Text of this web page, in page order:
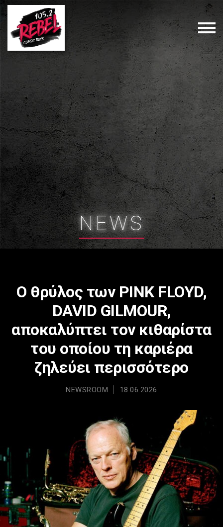
NEWS
Ο θρύλος των PINK FLOYD,
DAVID GILMOUR,
αποκαλύπτει τον κιθαρίστα
του οποίου τη καριέρα
ζηλεύει περισσότερο
NEWSROOM 18.06.2026